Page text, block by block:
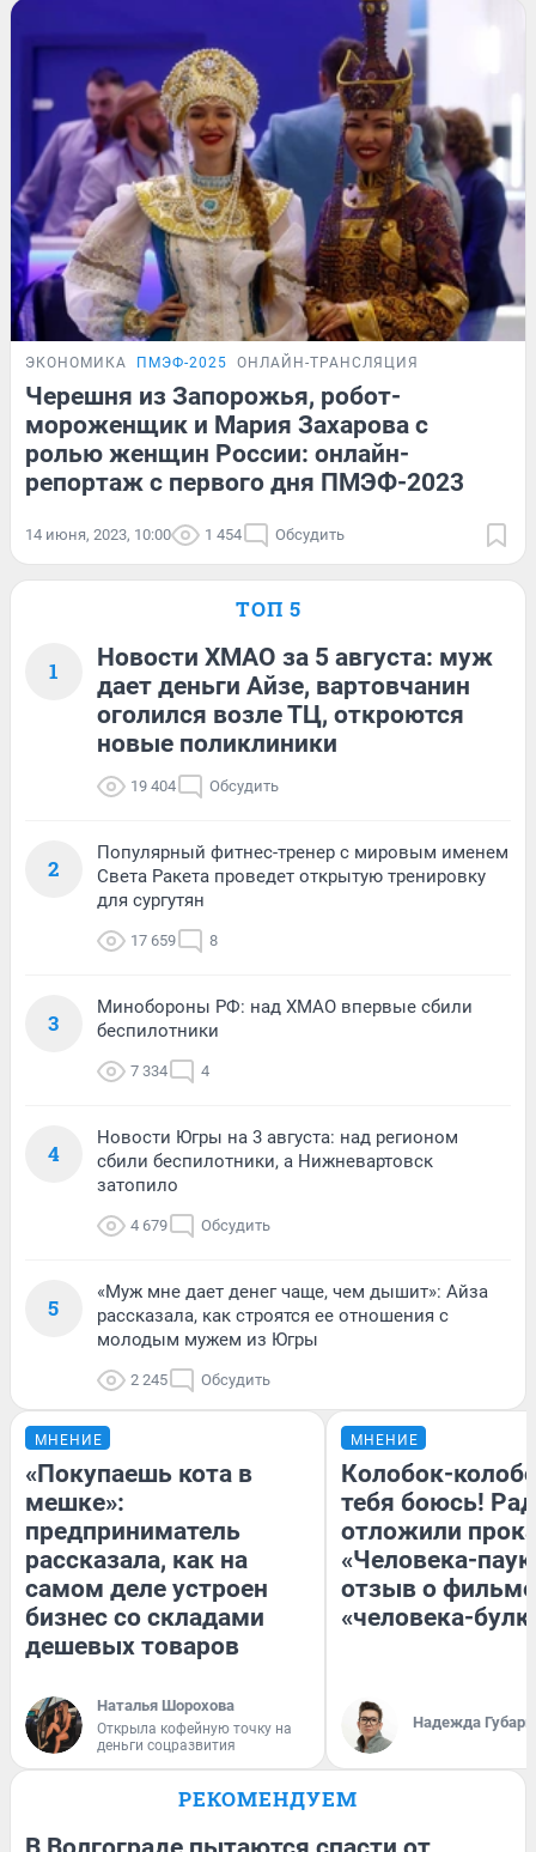
ЭКОНОМИКА ПМЭФ-2025 ОНЛАЙН-ТРАНСЛЯЦИЯ
Черешня из Запорожья, робот-
мороженщик и Мария Захарова с
ролью женщин России: онлайн-
репортаж с первого дня ПМЭФ-2023
14 июня, 2023, 10:00 1 454 Обсудить
ТОП 5
1
Новости ХМАО за 5 августа: муж
дает деньги Айзе, вартовчанин
оголился возле ТЦ, откроются
новые поликлиники
19 404 Обсудить
2
Популярный фитнес-тренер с мировым именем
Света Ракета проведет открытую тренировку
для сургутян
17 659 8
3
Минобороны РФ: над ХМАО впервые сбили
беспилотники
7 334 4
4
Новости Югры на 3 августа: над регионом
сбили беспилотники, а Нижневартовск
затопило
4 679 Обсудить
5
«Муж мне дает денег чаще, чем дышит»: Айза
рассказала, как строятся ее отношения с
молодым мужем из Югры
2 245 Обсудить
МНЕНИЕ
«Покупаешь кота в
мешке»:
предприниматель
рассказала, как на
самом деле устроен
бизнес со складами
дешевых товаров
Наталья Шорохова
Открыла кофейную точку на
деньги соцразвития
МНЕНИЕ
Колобок-
тебя боюсь!
отложили
«Человека-
отзыв о
«человека-
Надежда Губарь
РЕКОМЕНДУЕМ